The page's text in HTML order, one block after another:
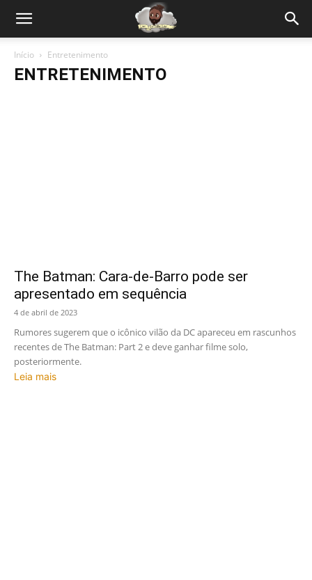
Início Entretenimento
ENTRETENIMENTO
The Batman: Cara-de-Barro pode ser
apresentado em sequência
4 de abril de 2023
Rumores sugerem que o icônico vilão da DC apareceu em rascunhos
recentes de The Batman: Part 2 e deve ganhar filme solo,
posteriormente.
Leia mais